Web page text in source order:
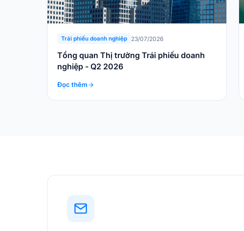
Trái phiếu doanh nghiệp 23/07/2026
Tổng quan Thị trường Trái phiếu doanh
nghiệp - Q2 2026
Đọc thêm